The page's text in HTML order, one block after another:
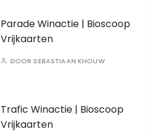
Parade Winactie | Bioscoop
Vrijkaarten
DOOR SEBASTIAAN KHOUW
Trafic Winactie | Bioscoop
Vrijkaarten